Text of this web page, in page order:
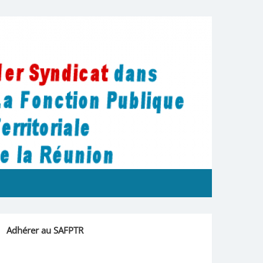
Réunion
Adhérer au SAFPTR